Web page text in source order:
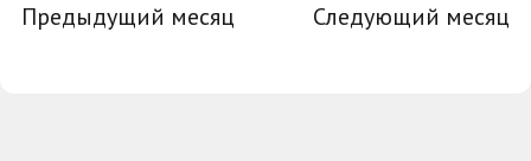
Предыдущий месяц
Следующий месяц